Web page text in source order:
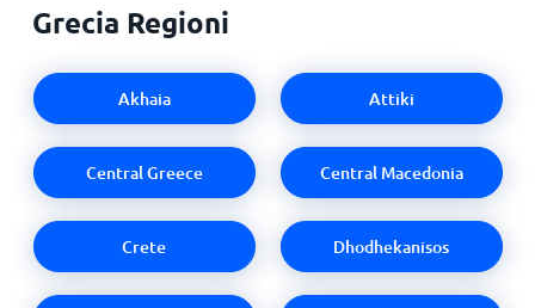
Grecia Regioni
Akhaia Attiki
Central Greece Central Macedonia
Crete Dhodhekanisos